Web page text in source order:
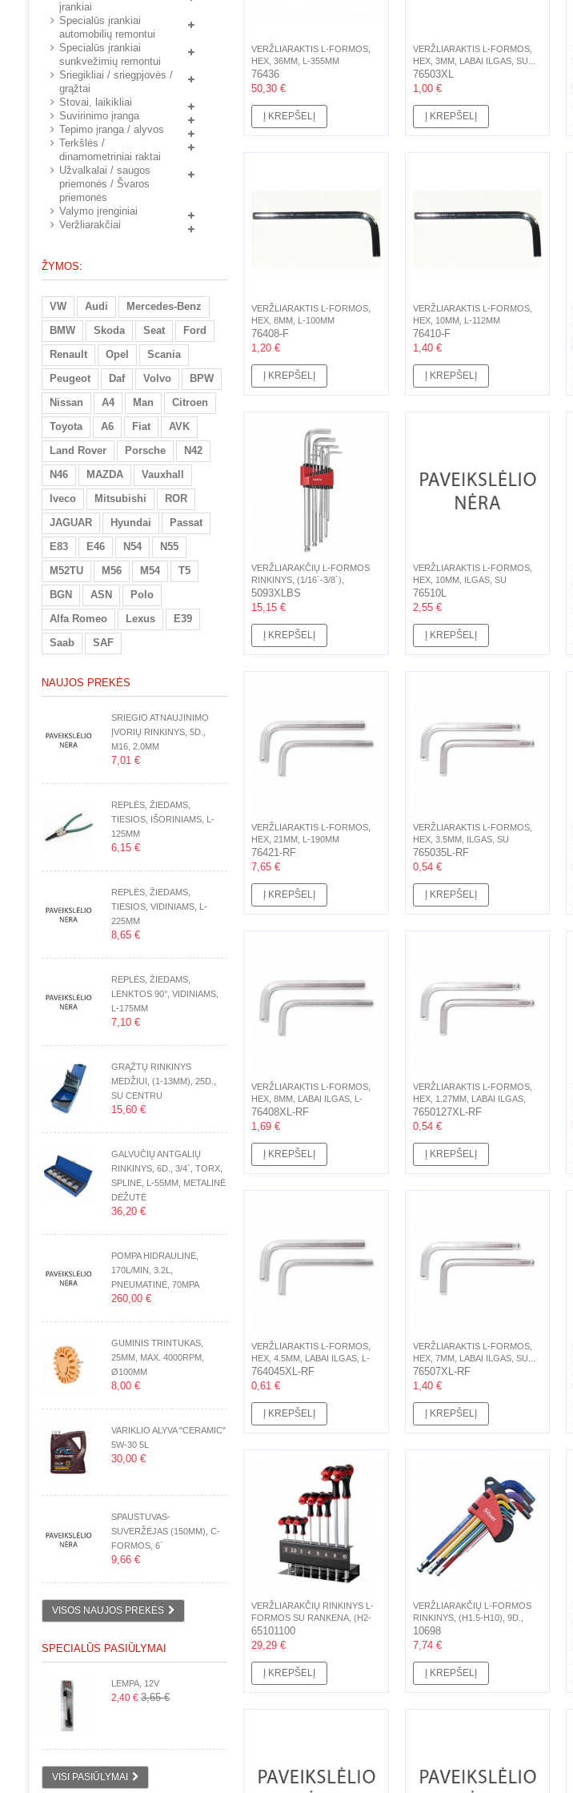
įrankiai
Specialūs įrankiai
automobilių remontui
Specialūs įrankiai
sunkvežimių remontui
Sriegikliai / sriegpjovės /
grąžtai
Stovai, laikikliai
Suvirinimo įranga
Tepimo įranga / alyvos
Terkšlės /
dinamometriniai raktai
Užvalkalai / saugos
priemonės / Švaros
priemonės
Valymo įrenginiai
Veržliarakčiai
ŽYMOS:
VW Audi
Mercedes-Benz
BMW
Skoda Seat
Ford
Renault
Opel
Scania
Peugeot
Daf Volvo
BPW
Nissan
A4 Man
Citroen
Toyota
A6 Fiat
AVK
Land Rover
Porsche
N42
N46
MAZDA
Vauxhall
Iveco
Mitsubishi
ROR
JAGUAR
Hyundai
Passat
E83
E46 N54
N55
M52TU
M56 M54
T5
BGN
ASN
Polo
Alfa Romeo
Lexus
E39
Saab
SAF
NAUJOS PREKĖS
SRIEGIO ATNAUJINIMO
ĮVORIŲ RINKINYS, 5D.,
M16, 2.0MM
7,01 €
REPLĖS, ŽIEDAMS,
TIESIOS, IŠORINIAMS, L-
125MM
6,15 €
REPLĖS, ŽIEDAMS,
TIESIOS, VIDINIAMS, L-
225MM
8,65 €
REPLĖS, ŽIEDAMS,
LENKTOS 90°, VIDINIAMS,
L-175MM
7,10 €
GRĄŽTŲ RINKINYS
MEDŽIUI, (1-13MM), 25D.,
SU CENTRU
15,60 €
GALVUČIŲ ANTGALIŲ
RINKINYS, 6D., 3/4`, TORX,
SPLINE, L-55MM, METALINĖ
DĖŽUTĖ
36,20 €
POMPA HIDRAULINĖ,
170L/MIN, 3.2L,
PNEUMATINĖ, 70MPA
260,00 €
GUMINIS TRINTUKAS,
25MM, MAX. 4000RPM,
Ø100MM
8,00 €
VARIKLIO ALYVA "CERAMIC"
5W-30 5L
30,00 €
SPAUSTUVAS-
SUVERŽĖJAS (150MM), C-
FORMOS, 6`
9,66 €
VISOS NAUJOS PREKĖS
SPECIALŪS PASIŪLYMAI
LEMPA, 12V
2,40 €3,65 €
VISI PASIŪLYMAI
VERŽLIARAKTIS L-FORMOS,
HEX, 36MM, L-355MM
76436
50,30 €
Į KREPŠELĮ
VERŽLIARAKTIS L-FORMOS,
HEX, 3MM, LABAI ILGAS, SU...
76503XL
1,00 €
Į KREPŠELĮ
VERŽLIARAKTIS L-FORMOS,
HEX, 8MM, L-100MM
76408-F
1,20 €
Į KREPŠELĮ
VERŽLIARAKTIS L-FORMOS,
HEX, 10MM, L-112MM
76410-F
1,40 €
Į KREPŠELĮ
VERŽLIARAKČIŲ L-FORMOS
RINKINYS, (1/16`-3/8`),
COLINIAI,...
5093XLBS
15,15 €
Į KREPŠELĮ
VERŽLIARAKTIS L-FORMOS,
HEX, 10MM, ILGAS, SU
ŠARNYRU
76510L
2,55 €
Į KREPŠELĮ
VERŽLIARAKTIS L-FORMOS,
HEX, 21MM, L-190MM
76421-RF
7,65 €
Į KREPŠELĮ
VERŽLIARAKTIS L-FORMOS,
HEX, 3.5MM, ILGAS, SU
ŠARNYRU,...
765035L-RF
0,54 €
Į KREPŠELĮ
VERŽLIARAKTIS L-FORMOS,
HEX, 8MM, LABAI ILGAS, L-
200MM
76408XL-RF
1,69 €
Į KREPŠELĮ
VERŽLIARAKTIS L-FORMOS,
HEX, 1.27MM, LABAI ILGAS,
SU...
7650127XL-RF
0,54 €
Į KREPŠELĮ
VERŽLIARAKTIS L-FORMOS,
HEX, 4.5MM, LABAI ILGAS, L-
150MM
764045XL-RF
0,61 €
Į KREPŠELĮ
VERŽLIARAKTIS L-FORMOS,
HEX, 7MM, LABAI ILGAS, SU...
76507XL-RF
1,40 €
Į KREPŠELĮ
VERŽLIARAKČIŲ RINKINYS L-
FORMOS SU RANKENA, (H2-
H10),...
65101100
29,29 €
Į KREPŠELĮ
VERŽLIARAKČIŲ L-FORMOS
RINKINYS, (H1.5-H10), 9D.,
HEX,...
10698
7,74 €
Į KREPŠELĮ